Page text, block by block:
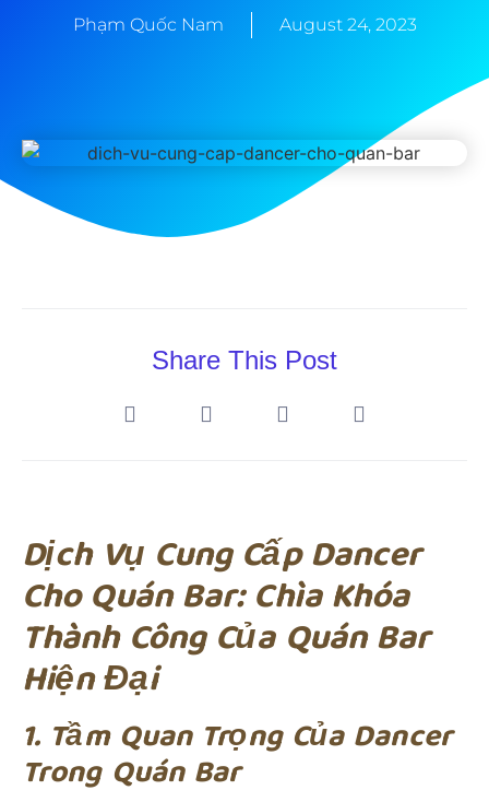
Phạm Quốc Nam August 24, 2023
Share This Post
Dịch Vụ Cung Cấp Dancer
Cho Quán Bar: Chìa Khóa
Thành Công Của Quán Bar
Hiện Đại
1. Tầm Quan Trọng Của Dancer
Trong Quán Bar